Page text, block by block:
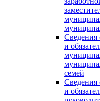
Сведения
и
семей
Сведения
и